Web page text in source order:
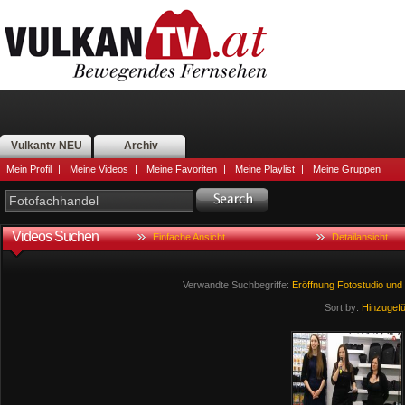
Vulkantv NEU Archiv
Mein Profil | Meine Videos | Meine Favoriten | Meine Playlist | Meine Gruppen
Videos Suchen Einfache Ansicht Detailansicht
Verwandte Suchbegriffe: Eröffnung Fotostudio und
Sort by: